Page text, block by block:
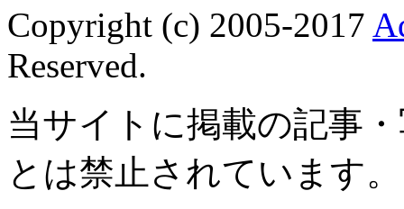
Copyright (c) 2005-2017
Reserved.
当サイトに掲載の記事
とは禁止されています。